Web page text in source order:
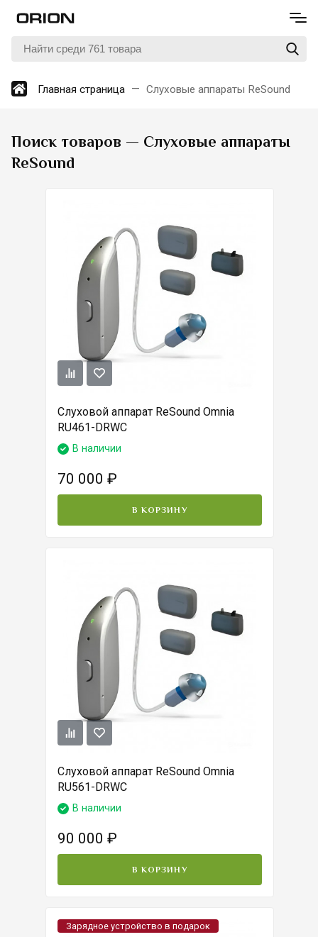
Главная страница Слуховые аппараты ReSound
Поиск товаров — Слуховые аппараты
ReSound
Слуховой аппарат ReSound Omnia
RU461-DRWC
В наличии
70 000 ₽
В КОРЗИНУ
Слуховой аппарат ReSound Omnia
RU561-DRWC
В наличии
90 000 ₽
В КОРЗИНУ
Зарядное устройство в подарок